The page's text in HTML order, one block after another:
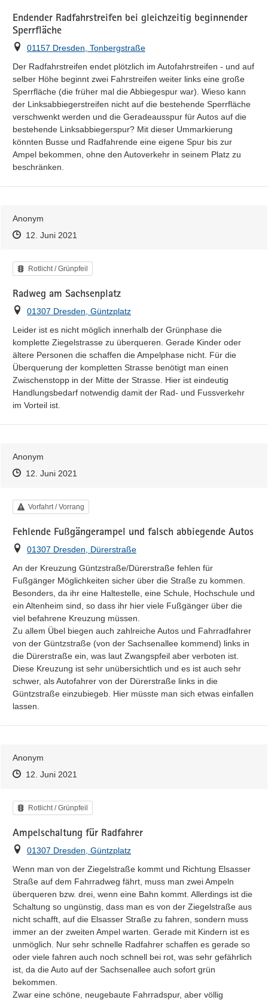
Endender Radfahrstreifen bei gleichzeitig beginnender
Sperrfläche
Ort
01157 Dresden, Tonbergstraße
Der Radfahrstreifen endet plötzlich im Autofahrstreifen - und auf
selber Höhe beginnt zwei Fahrstreifen weiter links eine große
Sperrfläche (die früher mal die Abbiegespur war). Wieso kann
der Linksabbiegerstreifen nicht auf die bestehende Sperrfläche
verschwenkt werden und die Geradeausspur für Autos auf die
bestehende Linksabbiegerspur? Mit dieser Ummarkierung
könnten Busse und Radfahrende eine eigene Spur bis zur
Ampel bekommen, ohne den Autoverkehr in seinem Platz zu
beschränken.
Anonym
Zeitpunkt des Erstellens
Zeitpunkt des Erstellens
12. Juni 2021
Kategorie
Rotlicht / Grünpfeil
Radweg am Sachsenplatz
Ort
01307 Dresden, Güntzplatz
Leider ist es nicht möglich innerhalb der Grünphase die
komplette Ziegelstrasse zu überqueren. Gerade Kinder oder
ältere Personen die schaffen die Ampelphase nicht. Für die
Überquerung der kompletten Strasse benötigt man einen
Zwischenstopp in der Mitte der Strasse. Hier ist eindeutig
Handlungsbedarf notwendig damit der Rad- und Fussverkehr
im Vorteil ist.
Anonym
Zeitpunkt des Erstellens
Zeitpunkt des Erstellens
12. Juni 2021
Kategorie
Vorfahrt / Vorrang
Fehlende Fußgängerampel und falsch abbiegende Autos
Ort
01307 Dresden, Dürerstraße
An der Kreuzung Güntzstraße/Dürerstraße fehlen für
Fußgänger Möglichkeiten sicher über die Straße zu kommen.
Besonders, da ihr eine Haltestelle, eine Schule, Hochschule und
ein Altenheim sind, so dass ihr hier viele Fußgänger über die
viel befahrene Kreuzung müssen.
Zu allem Übel biegen auch zahlreiche Autos und Fahrradfahrer
von der Güntzstraße (von der Sachsenallee kommend) links in
die Dürerstraße ein, was laut Zwangspfeil aber verboten ist.
Diese Kreuzung ist sehr unübersichtlich und es ist auch sehr
schwer, als Autofahrer von der Dürerstraße links in die
Güntzstraße einzubiegeb. Hier müsste man sich etwas einfallen
lassen.
Anonym
Zeitpunkt des Erstellens
Zeitpunkt des Erstellens
12. Juni 2021
Kategorie
Rotlicht / Grünpfeil
Ampelschaltung für Radfahrer
Ort
01307 Dresden, Güntzplatz
Wenn man von der Ziegelstraße kommt und Richtung Elsasser
Straße auf dem Fahrradweg fährt, muss man zwei Ampeln
überqueren bzw. drei, wenn eine Bahn kommt. Allerdings ist die
Schaltung so ungünstig, dass man es von der Ziegelstraße aus
nicht schafft, auf die Elsasser Straße zu fahren, sondern muss
immer an der zweiten Ampel warten. Gerade mit Kindern ist es
unmöglich. Nur sehr schnelle Radfahrer schaffen es gerade so
oder viele fahren auch noch schnell bei rot, was sehr gefährlich
ist, da die Auto auf der Sachsenallee auch sofort grün
bekommen.
Zwar eine schöne, neugebaute Fahrradspur, aber völlig